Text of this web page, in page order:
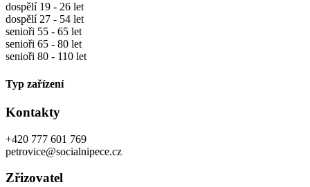
dospělí 19 - 26 let
dospělí 27 - 54 let
senioři 55 - 65 let
senioři 65 - 80 let
senioři 80 - 110 let
Typ zařízení
Kontakty
+420 777 601 769
petrovice@socialnipece.cz
Zřizovatel